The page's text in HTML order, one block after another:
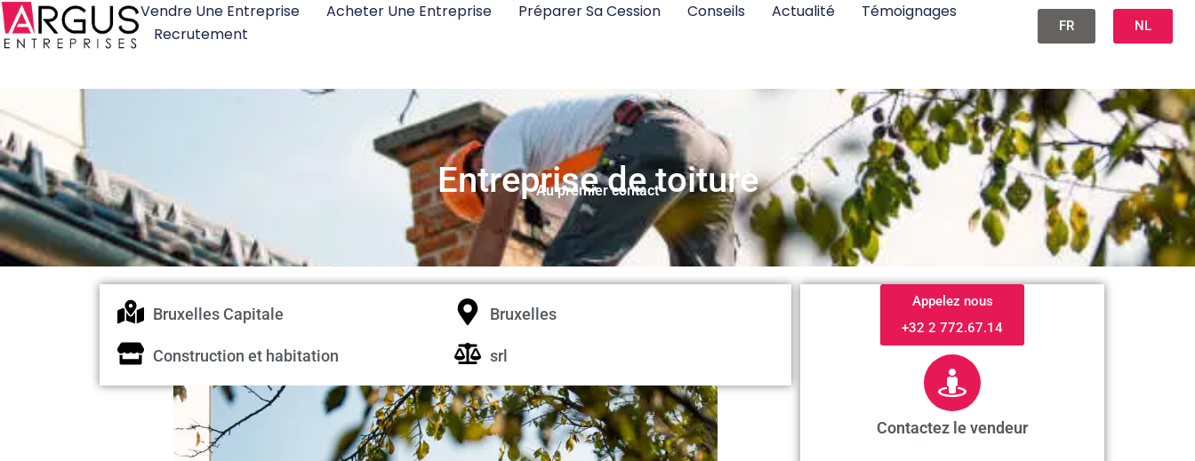
Vendre Une Entreprise Acheter Une Entreprise Préparer Sa Cession Conseils Actualité
Témoignages
Recrutement
FR NL
Entreprise de toiture
Au premier contact
Bruxelles Capitale Bruxelles
Construction et habitation srl
Appelez nous
+32 2 772.67.14
Contactez le vendeur